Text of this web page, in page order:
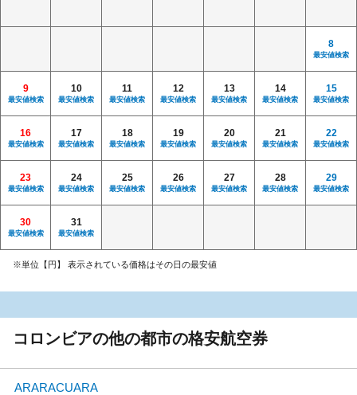
8
最安値検索
9
最安値検索
10
最安値検索
11
最安値検索
12
最安値検索
13
最安値検索
14
最安値検索
15
最安値検索
16
最安値検索
17
最安値検索
18
最安値検索
19
最安値検索
20
最安値検索
21
最安値検索
22
最安値検索
23
最安値検索
24
最安値検索
25
最安値検索
26
最安値検索
27
最安値検索
28
最安値検索
29
最安値検索
30
最安値検索
31
最安値検索
※単位【円】 表示されている価格はその日の最安値
コロンビアの他の都市の格安航空券
ARARACUARA